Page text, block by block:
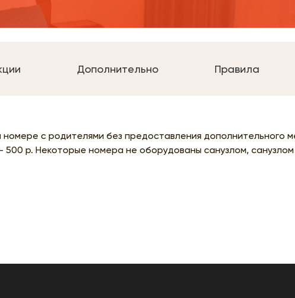
Дополнительно Правила
с родителями без предоставления дополнительного
р. Некоторые номера не оборудованы санузлом,